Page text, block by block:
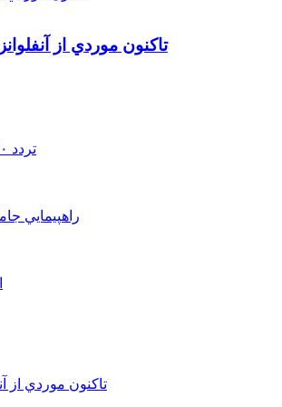
تاکنون موردي از
تردد ۶۰ هزار دستگاه ناوگان ترانزیتی از پایانه‌های مرزی آذربایجان ‌غربی
راهپيمايي
تاکنون موردي از